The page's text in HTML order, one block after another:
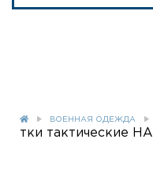
ВОЕННАЯ ОДЕЖДА
тки тактические